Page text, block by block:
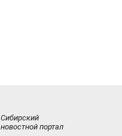
Сибирский
новостной портал